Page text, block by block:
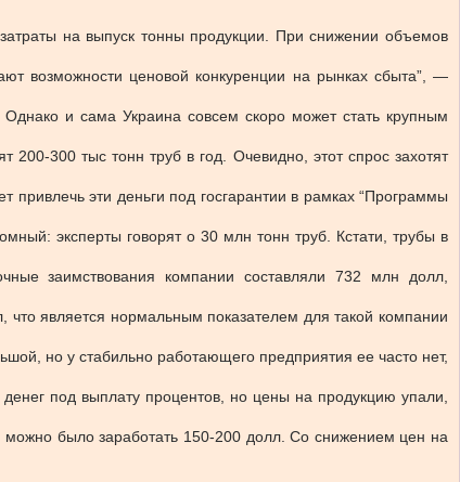
на выпуск тонны продукции. При снижении объемов
возможности ценовой конкуренции на рынках сбыта”, —
и сама Украина совсем скоро может стать крупным
200-300 тыс тонн труб в год. Очевидно, этот спрос захотят
эти деньги под госгарантии в рамках “Программы
эксперты говорят о 30 млн тонн труб. Кстати, трубы в
заимствования компании составляли 732 млн долл,
что является нормальным показателем для такой компании
но у стабильно работающего предприятия ее часто нет,
под выплату процентов, но цены на продукцию упали,
было заработать 150-200 долл. Со снижением цен на